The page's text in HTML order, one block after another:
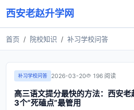
西安老赵升学网
首页 院校知识 补习学校问答
补习学校问答 2026-03-20 196 阅读
高三语文提分最快的方法：西安
3个“死磕点”最管用